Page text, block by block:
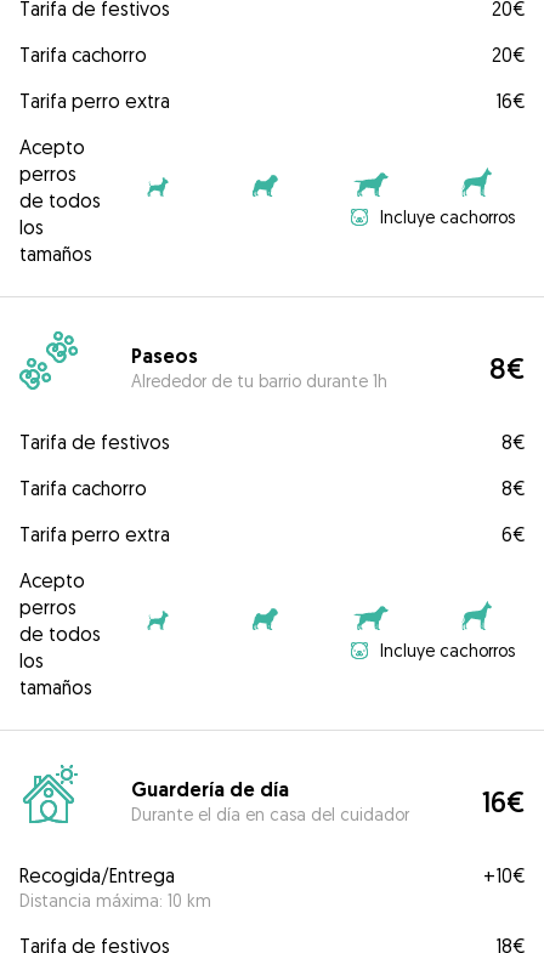
Tarifa de festivos
20€
Tarifa cachorro
20€
Tarifa perro extra
16€
Acepto
perros
de todos
los
tamaños
Incluye cachorros
Paseos
Alrededor de tu barrio durante 1h 8€
Tarifa de festivos
8€
Tarifa cachorro
8€
Tarifa perro extra
6€
Acepto
perros
de todos
los
tamaños
Incluye cachorros
Guardería de día
Durante el día en casa del cuidador 16€
Recogida/Entrega
Distancia máxima: 10 km
+10€
Tarifa de festivos 18€